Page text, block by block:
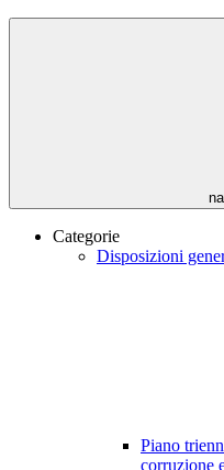
Categorie
Disposizioni
Piano
corruzione